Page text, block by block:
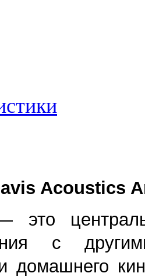
Acoustics
с
домашнего